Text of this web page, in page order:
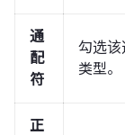
通
配
符
勾选该
类型。
正